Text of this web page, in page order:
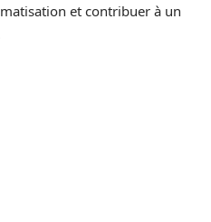
et contribuer à un